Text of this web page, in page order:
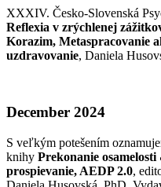
XXXIV. Česko-Slovenská
Reflexia v zrýchlenej
Korazim, Metaspracovanie
uzdravovanie, Daniela
December 2024
S veľkým potešením
knihy Prekonanie
prospievanie, AEDP 2.0,